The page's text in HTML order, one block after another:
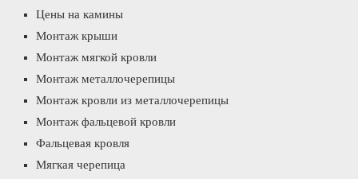
Цены на камины
Монтаж крыши
Монтаж мягкой кровли
Монтаж металлочерепицы
Монтаж кровли из металлочерепицы
Монтаж фальцевой кровли
Фальцевая кровля
Мягкая черепица